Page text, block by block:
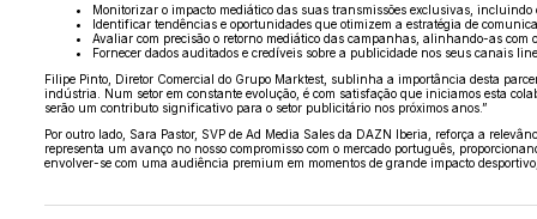
Monitorizar o impacto mediático das suas transmissões exclusivas,
Identificar tendências e oportunidades que otimizem a estratégia de
Avaliar com precisão o retorno mediático das campanhas, alinhando-as com
Fornecer dados auditados e credíveis sobre a publicidade nos seus canais
Filipe Pinto, Diretor Comercial do Grupo Marktest, sublinha a importância desta
indústria. Num setor em constante evolução, é com satisfação que iniciamos esta
serão um contributo significativo para o setor publicitário nos próximos anos.”
Por outro lado, Sara Pastor, SVP de Ad Media Sales da DAZN Iberia, reforça a
representa um avanço no nosso compromisso com o mercado português,
envolver-se com uma audiência premium em momentos de grande impacto